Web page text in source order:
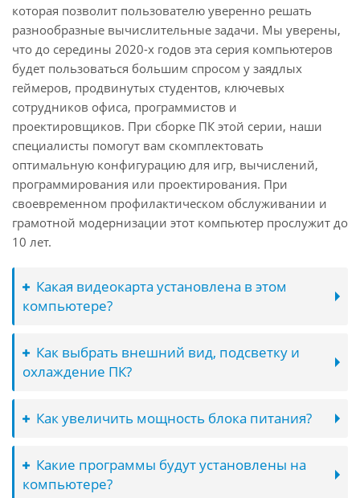
которая позволит пользователю уверенно решать
разнообразные вычислительные задачи. Мы уверены,
что до середины 2020-х годов эта серия компьютеров
будет пользоваться большим спросом у заядлых
геймеров, продвинутых студентов, ключевых
сотрудников офиса, программистов и
проектировщиков. При сборке ПК этой серии, наши
специалисты помогут вам скомплектовать
оптимальную конфигурацию для игр, вычислений,
программирования или проектирования. При
своевременном профилактическом обслуживании и
грамотной модернизации этот компьютер прослужит до
10 лет.
Какая видеокарта установлена в этом
компьютере?
Как выбрать внешний вид, подсветку и
охлаждение ПК?
Как увеличить мощность блока питания?
Какие программы будут установлены на
компьютере?